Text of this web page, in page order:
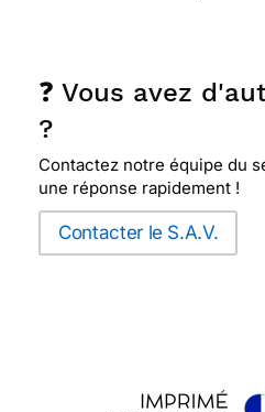
Le 21/12/2014 :
mortes.
⭐⭐⭐⭐
Le 22/10/2014 :
d'automne, nous entrons
❓ Vous avez
?
Contactez notre équipe du
une réponse rapidement !
Contacter le S.A.V.